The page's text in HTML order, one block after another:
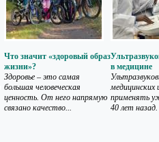
Что значит «здоровый образ
жизни»?
Здоровье – это самая
большая человеческая
ценность. От него напрямую
связано качество...
в медицине
медицинских
применять
40 лет